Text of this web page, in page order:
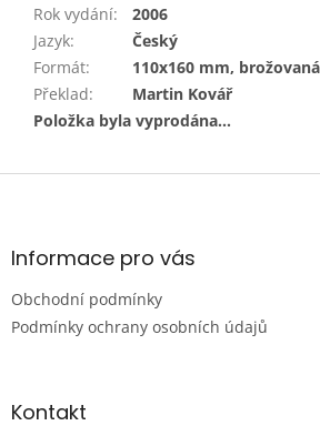
Rok vydání:
2006
Jazyk:
Český
Formát:
110x160 mm, brožovaná
Překlad:
Martin Kovář
Položka byla vyprodána…
Z
aInformace pro vás
Obchodní podmínky
Podmínky ochrany osobních údajů
Kontakt